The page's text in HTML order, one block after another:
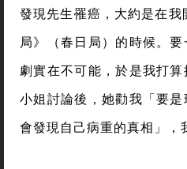
發現先生罹癌，大約是在
局》（春日局）的時候。
劇實在不可能，於是我打
小姐討論後，她勸我「要
會發現自己病重的真相」，